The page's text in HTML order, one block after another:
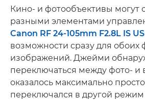
Кино- и фотообъективы могут
разными элементами
Canon RF 24-105mm F2.8L IS
возможности сразу для обоих
изображений. Джейми
переключаться между фото- и
оказалось максимально
переключался в другой режим